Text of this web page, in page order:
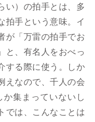
い）の拍手とは、多
拍手という意味。イ
が「万雷の拍手でお
と、有名人をおべっ
する際に使う。しか
えなので、千人の会
集まっていないし
では、こんなことは